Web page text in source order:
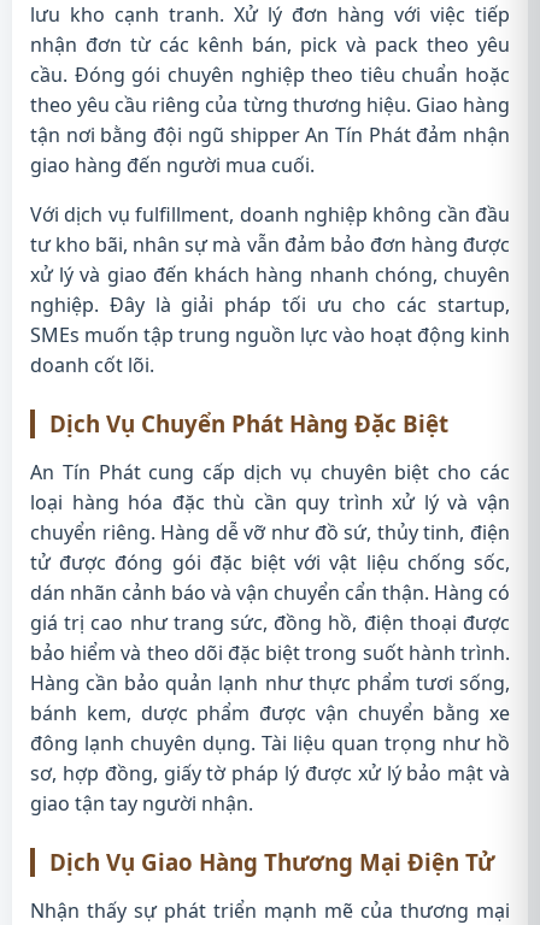
lưu kho cạnh tranh. Xử lý đơn hàng với việc tiếp
nhận đơn từ các kênh bán, pick và pack theo yêu
cầu. Đóng gói chuyên nghiệp theo tiêu chuẩn hoặc
theo yêu cầu riêng của từng thương hiệu. Giao hàng
tận nơi bằng đội ngũ shipper An Tín Phát đảm nhận
giao hàng đến người mua cuối.
Với dịch vụ fulfillment, doanh nghiệp không cần đầu
tư kho bãi, nhân sự mà vẫn đảm bảo đơn hàng được
xử lý và giao đến khách hàng nhanh chóng, chuyên
nghiệp. Đây là giải pháp tối ưu cho các startup,
SMEs muốn tập trung nguồn lực vào hoạt động kinh
doanh cốt lõi.
Dịch Vụ Chuyển Phát Hàng Đặc Biệt
An Tín Phát cung cấp dịch vụ chuyên biệt cho các
loại hàng hóa đặc thù cần quy trình xử lý và vận
chuyển riêng. Hàng dễ vỡ như đồ sứ, thủy tinh, điện
tử được đóng gói đặc biệt với vật liệu chống sốc,
dán nhãn cảnh báo và vận chuyển cẩn thận. Hàng có
giá trị cao như trang sức, đồng hồ, điện thoại được
bảo hiểm và theo dõi đặc biệt trong suốt hành trình.
Hàng cần bảo quản lạnh như thực phẩm tươi sống,
bánh kem, dược phẩm được vận chuyển bằng xe
đông lạnh chuyên dụng. Tài liệu quan trọng như hồ
sơ, hợp đồng, giấy tờ pháp lý được xử lý bảo mật và
giao tận tay người nhận.
Dịch Vụ Giao Hàng Thương Mại Điện Tử
Nhận thấy sự phát triển mạnh mẽ của thương mại